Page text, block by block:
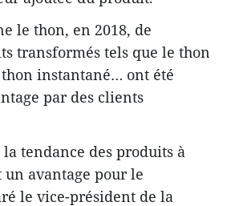
le thon, en 2018, de
transformés tels que le thon
instantané… ont été
par des clients
tendance des produits à
un avantage pour le
le vice-président de la